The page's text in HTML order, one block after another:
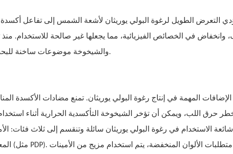
التعرض الطويل لرغوة البولي يوريثان لأشعة الشمس إلى تفاعل أكسدة
وانخفاض في الخصائص الفيزيائية، مما يجعلها غير صالحة للاستخدام.
والشيخوخة موضوعات ساخنة للبحث والاهتمام في صناعة البولي يوريثين.
المهمة في إنتاج رغوة البولي يوريثان. تمنع مضادات الأكسدة
حرق اللب، ويمكن أن تؤخر الشيخوخة التأكسدية الحرارية أثناء